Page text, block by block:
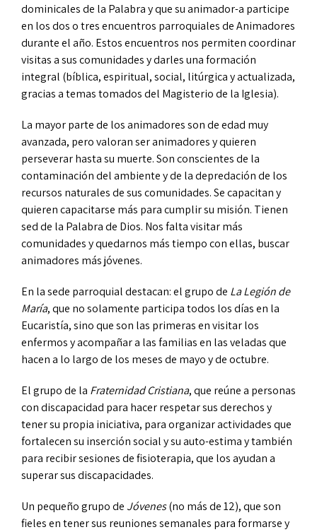
dominicales de la Palabra y que su animador-a participe
en los dos o tres encuentros parroquiales de Animadores
durante el año. Estos encuentros nos permiten coordinar
visitas a sus comunidades y darles una formación
integral (bíblica, espiritual, social, litúrgica y actualizada,
gracias a temas tomados del Magisterio de la Iglesia).
La mayor parte de los animadores son de edad muy
avanzada, pero valoran ser animadores y quieren
perseverar hasta su muerte. Son conscientes de la
contaminación del ambiente y de la depredación de los
recursos naturales de sus comunidades. Se capacitan y
quieren capacitarse más para cumplir su misión. Tienen
sed de la Palabra de Dios. Nos falta visitar más
comunidades y quedarnos más tiempo con ellas, buscar
animadores más jóvenes.
En la sede parroquial destacan: el grupo de La Legión de
María, que no solamente participa todos los días en la
Eucaristía, sino que son las primeras en visitar los
enfermos y acompañar a las familias en las veladas que
hacen a lo largo de los meses de mayo y de octubre.
El grupo de la Fraternidad Cristiana, que reúne a personas
con discapacidad para hacer respetar sus derechos y
tener su propia iniciativa, para organizar actividades que
fortalecen su inserción social y su auto-estima y también
para recibir sesiones de fisioterapia, que los ayudan a
superar sus discapacidades.
Un pequeño grupo de Jóvenes(no más de 12), que son
fieles en tener sus reuniones semanales para formarse y